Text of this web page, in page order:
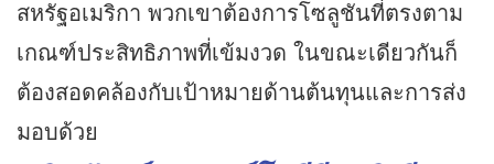
สหรัฐอเมริกา พวกเขาต้องการโซลูชันที่ตรงตาม
เกณฑ์ประสิทธิภาพที่เข้มงวด ในขณะเดียวกันก็
ต้องสอดคล้องกับเป้าหมายด้านต้นทุนและการส่ง
มอบด้วย